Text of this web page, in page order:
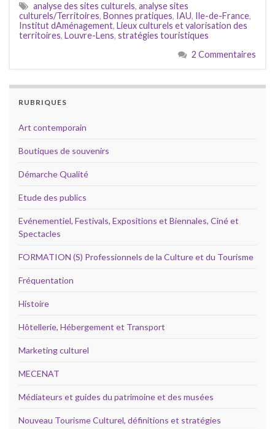
analyse des sites culturels, analyse sites
culturels/Territoires, Bonnes pratiques, IAU, Ile-de-France,
Institut dAménagement, Lieux culturels et valorisation des
territoires, Louvre-Lens, stratégies touristiques
2 Commentaires
RUBRIQUES
Art contemporain
Boutiques de souvenirs
Démarche Qualité
Etude des publics
Evénementiel, Festivals, Expositions et Biennales, Ciné et
Spectacles
FORMATION (S) Professionnels de la Culture et du Tourisme
Fréquentation
Histoire
Hôtellerie, Hébergement et Transport
Marketing culturel
MECENAT
Médiateurs et guides du patrimoine et des musées
Nouveau Tourisme Culturel, définitions et stratégies